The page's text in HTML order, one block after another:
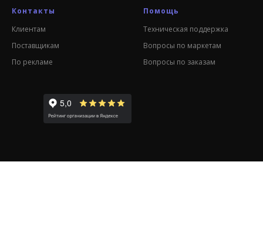
Контакты
Клиентам
Поставщикам
По рекламе
Помощь
Техническая поддержка
Вопросы по маркетам
Вопросы по заказам